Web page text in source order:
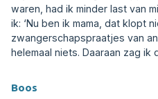
waren, had ik minder last van
ik: ‘Nu ben ik mama, dat klopt
zwangerschapspraatjes van
helemaal niets. Daaraan zag ik
Boos